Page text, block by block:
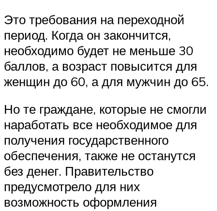
Это требования на переходной
период. Когда он закончится,
необходимо будет не меньше 30
баллов, а возраст повысится для
женщин до 60, а для мужчин до 65.
Но те граждане, которые не смогли
наработать все необходимое для
получения государственного
обеспечения, также не останутся
без денег. Правительство
предусмотрело для них
возможность оформления